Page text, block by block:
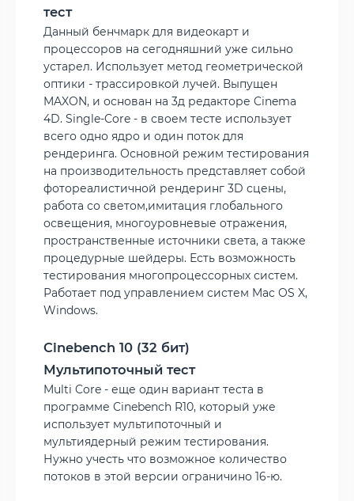
тест
Данный бенчмарк для видеокарт и
процессоров на сегодняшний уже сильно
устарел. Использует метод геометрической
оптики - трассировкой лучей. Выпущен
MAXON, и основан на 3д редакторе Cinema
4D. Single-Core - в своем тесте использует
всего одно ядро и один поток для
рендеринга. Основной режим тестирования
на производительность представляет собой
фотореалистичной рендеринг 3D сцены,
работа со светом,имитация глобального
освещения, многоуровневые отражения,
пространственные источники света, а также
процедурные шейдеры. Есть возможность
тестирования многопроцессорных систем.
Работает под управлением систем Mac OS X,
Windows.
Cinebench 10 (32 бит)
Мультипоточный тест
Multi Core - еще один вариант теста в
программе Cinebench R10, который уже
использует мультипоточный и
мультиядерный режим тестирования.
Нужно учесть что возможное количество
потоков в этой версии ограничино 16-ю.